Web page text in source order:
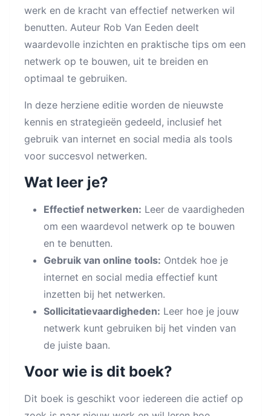
werk en de kracht van effectief netwerken wil
benutten. Auteur Rob Van Eeden deelt
waardevolle inzichten en praktische tips om een
netwerk op te bouwen, uit te breiden en
optimaal te gebruiken.
In deze herziene editie worden de nieuwste
kennis en strategieën gedeeld, inclusief het
gebruik van internet en social media als tools
voor succesvol netwerken.
Wat leer je?
Effectief netwerken: Leer de vaardigheden
om een waardevol netwerk op te bouwen
en te benutten.
Gebruik van online tools: Ontdek hoe je
internet en social media effectief kunt
inzetten bij het netwerken.
Sollicitatievaardigheden: Leer hoe je jouw
netwerk kunt gebruiken bij het vinden van
de juiste baan.
Voor wie is dit boek?
Dit boek is geschikt voor iedereen die actief op